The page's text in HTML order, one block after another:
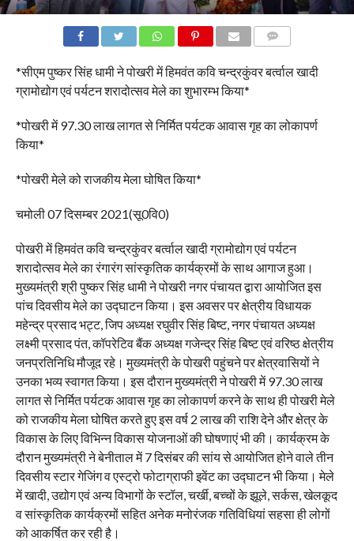
*सीएम पुष्कर सिंह धामी ने पोखरी में हिमवंत कवि चन्द्रकुंवर बर्त्वाल खादी
ग्रामोद्योग एवं पर्यटन शरादोत्सव मेले का शुभारम्भ किया*
*पोखरी में 97.30 लाख लागत से निर्मित पर्यटक आवास गृह का लोकापर्ण
किया*
*पोखरी मेले को राजकीय मेला घोषित किया*
चमोली 07 दिसम्बर 2021(सू0वि0)
पोखरी में हिमवंत कवि चन्द्रकुंवर बर्त्वाल खादी ग्रामोद्योग एवं पर्यटन
शरादोत्सव मेले का रंगारंग सांस्कृतिक कार्यक्रमों के साथ आगाज हुआ।
मुख्यमंत्री श्री पुष्कर सिंह धामी ने पोखरी नगर पंचायत द्वारा आयोजित इस
पांच दिवसीय मेले का उद्घाटन किया। इस अवसर पर क्षेत्रीय विधायक
महेन्द्र प्रसाद भट्ट, जिप अध्यक्ष रघुवीर सिंह बिष्ट, नगर पंचायत अध्यक्ष
लक्ष्मी प्रसाद पंत, कॉपरेटिव बैंक अध्यक्ष गजेन्द्र सिंह बिष्ट एवं वरिष्ठ क्षेत्रीय
जनप्रतिनिधि मौजूद रहे। मुख्यमंत्री के पोखरी पहुंचने पर क्षेत्रवासियों ने
उनका भव्य स्वागत किया। इस दौरान मुख्यमंत्री ने पोखरी में 97.30 लाख
लागत से निर्मित पर्यटक आवास गृह का लोकापर्ण करने के साथ ही पोखरी मेले
को राजकीय मेला घोषित करते हुए इस वर्ष 2 लाख की राशि देने और क्षेत्र के
विकास के लिए विभिन्न विकास योजनाओं की घोषणाएं भी की। कार्यक्रम के
दौरान मुख्यमंत्री ने बेनीताल में 7 दिसंबर की सांय से आयोजित होने वाले तीन
दिवसीय स्टार गेजिंग व एस्ट्रो फोटाग्राफी इवेंट का उद्घाटन भी किया। मेले
में खादी, उद्योग एवं अन्य विभागों के स्टॉल, चर्खी, बच्चों के झूले, सर्कस, खेलकूद
व सांस्कृतिक कार्यक्रमों सहित अनेक मनोरंजक गतिविधियां सहसा ही लोगों
को आकर्षित कर रही है।